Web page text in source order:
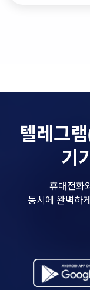
텔레그
기
휴대전화
동시에 완벽하